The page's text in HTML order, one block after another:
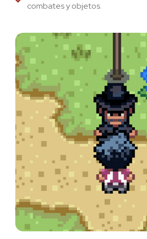
combates y objetos.